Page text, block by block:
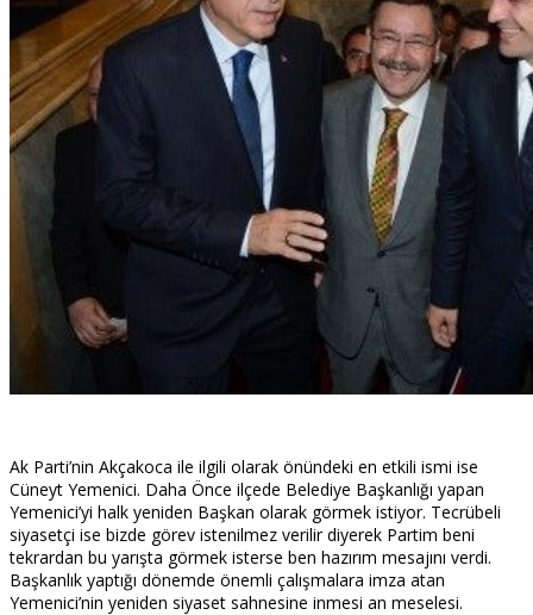
Ak Parti’nin Akçakoca ile ilgili olarak önündeki en etkili ismi ise
Cüneyt Yemenici. Daha Önce ilçede Belediye Başkanlığı yapan
Yemenici’yi halk yeniden Başkan olarak görmek istiyor. Tecrübeli
siyasetçi ise bizde görev istenilmez verilir diyerek Partim beni
tekrardan bu yarışta görmek isterse ben hazırım mesajını verdi.
Başkanlık yaptığı dönemde önemli çalışmalara imza atan
Yemenici’nin yeniden siyaset sahnesine inmesi an meselesi.